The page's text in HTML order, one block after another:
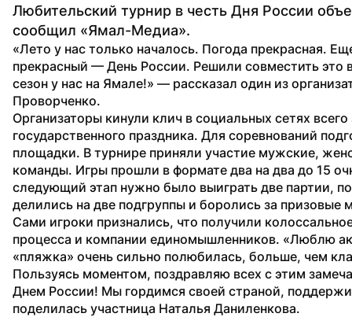
Любительский турнир в честь Дня России
сообщил «Ямал-Медиа».
«Лето у нас только началось. Погода прекрасная.
прекрасный — День России. Решили совместить это
сезон у нас на Ямале!» — рассказал один из
Проворченко.
Организаторы кинули клич в социальных сетях
государственного праздника. Для соревнований
площадки. В турнире приняли участие мужские,
команды. Игры прошли в формате два на два до 15
следующий этап нужно было выиграть две партии,
делились на две подгруппы и боролись за призовые
Сами игроки признались, что получили
процесса и компании единомышленников. «Люблю
«пляжка» очень сильно полюбилась, больше, чем
Пользуясь моментом, поздравляю всех с этим
Днем России! Мы гордимся своей страной,
поделилась участница Наталья Даниленкова.